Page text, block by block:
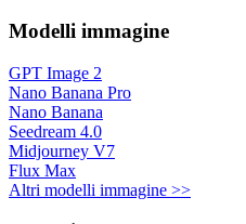
Modelli immagine
GPT Image 2
Nano Banana Pro
Nano Banana
Seedream 4.0
Midjourney V7
Flux Max
Altri modelli immagine >>